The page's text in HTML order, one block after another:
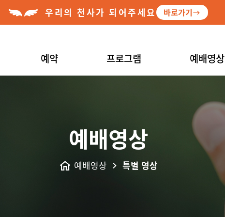
우리의 천사가 되어주세요 바로가기
예약 프로그램 예배영상
예배영상
예배영상 특별 영상